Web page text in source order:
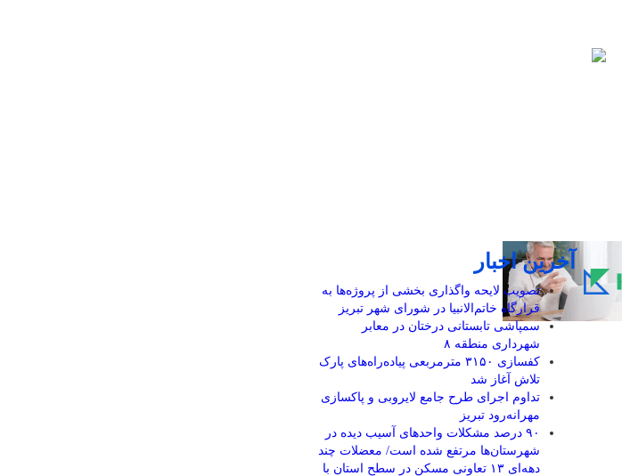
آخرین اخبار
تصویب لایحه واگذاری بخشی از پروژه‌ها به
قرارگاه خاتم‌الانبیا در شورای شهر تبریز
سمپاشی تابستانی درختان در معابر
شهرداری منطقه ۸
کفسازی ۳۱۵۰ مترمربعی پیاده‌راه‌های پارک
تلاش آغاز شد
تداوم اجرای طرح جامع لایروبی و پاکسازی
مهرانه‌رود تبریز
٩٠ درصد مشکلات واحدهای آسیب دیده در
شهرستان‌ها مرتفع شده است/ معضلات چند
دهه‌ای ١٣ تعاونی مسکن در سطح استان با